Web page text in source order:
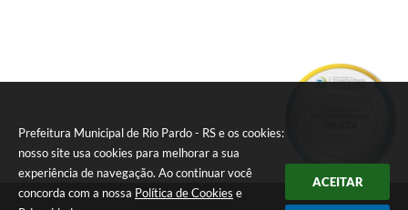
Prefeitura Municipal de Rio Pardo - RS e os cookies:
nosso site usa cookies para melhorar a sua
experiência de navegação. Ao continuar você
concorda com a nossa Política de Cookies e
ACEITAR
Telefones Úteis
Transparência